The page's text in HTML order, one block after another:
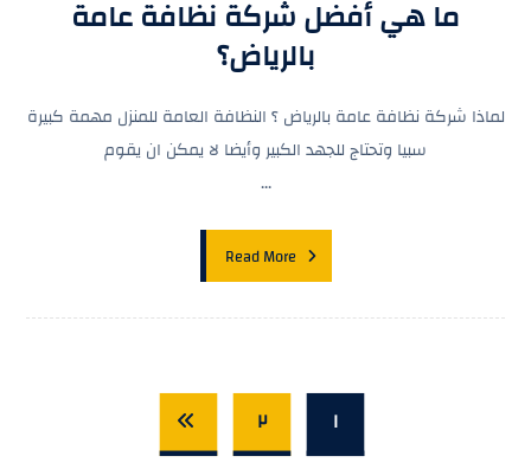
ما هي أفضل شركة نظافة عامة
بالرياض؟
لماذا شركة نظافة عامة بالرياض ؟ النظافة العامة للمنزل مهمة كبيرة
سبيا وتحتاج للجهد الكبير وأيضا لا يمكن ان يقوم
...
Read More
١ ٢